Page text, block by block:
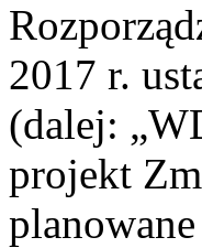
2017 r.
(dalej:
projekt